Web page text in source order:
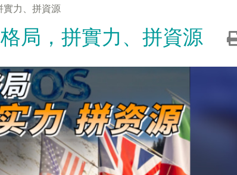
實力、拼資源
局，拼實力、拼資源